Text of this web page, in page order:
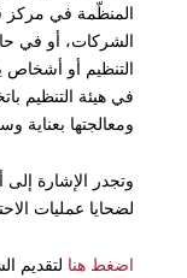
المنظّمة في مركز
الشركات، أو في
التنظيم أو أشخاص
في هيئة التنظيم
ومعالجتها بعناية
وتجدر الإشارة إلى
لضحايا عمليات
اضغط هنا لتقديم